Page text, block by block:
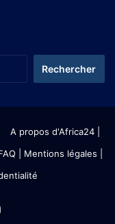
A propos d'Africa24|
| Mentions légales